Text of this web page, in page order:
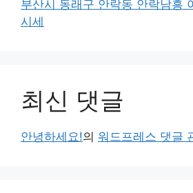
부산시 동래구 안락동 안락남흥
시세
최신 댓글
안녕하세요!의 워드프레스 댓글